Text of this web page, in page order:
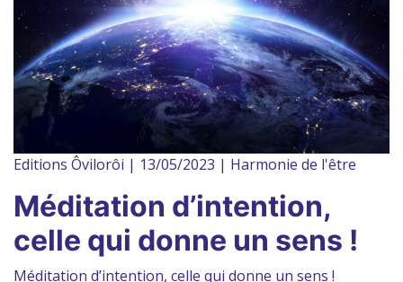
Editions Ôvilorôi | 13/05/2023 | Harmonie de l'être
Méditation d’intention,
celle qui donne un sens !
Méditation d’intention, celle qui donne un sens !